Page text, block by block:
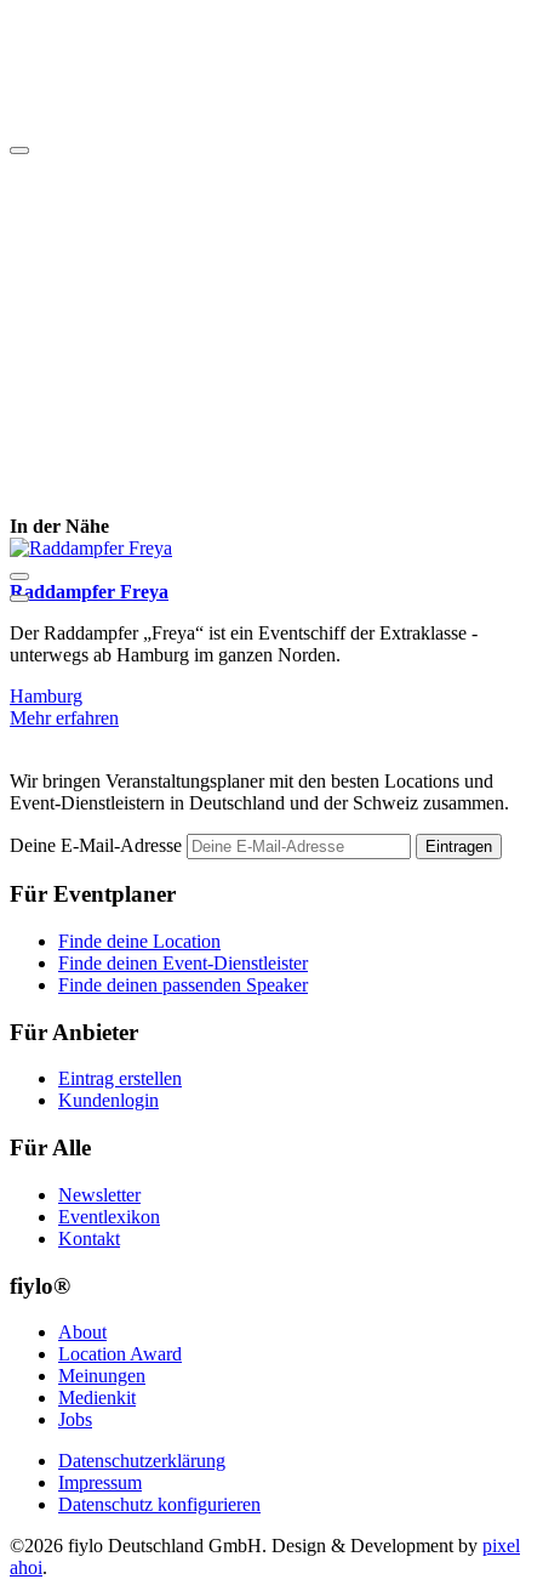
In der Nähe
Raddampfer Freya
Der Raddampfer „Freya“ ist ein Eventschiff der Extraklasse -
unterwegs ab Hamburg im ganzen Norden.
Hamburg
Mehr erfahren
Wir bringen Veranstaltungsplaner mit den besten Locations und
Event-Dienstleistern in Deutschland und der Schweiz zusammen.
Deine E-Mail-Adresse Eintragen
Für Eventplaner
Finde deine Location
Finde deinen Event-Dienstleister
Finde deinen passenden Speaker
Für Anbieter
Eintrag erstellen
Kundenlogin
Für Alle
Newsletter
Eventlexikon
Kontakt
fiylo®
About
Location Award
Meinungen
Medienkit
Jobs
Datenschutzerklärung
Impressum
Datenschutz konfigurieren
©2026 fiylo Deutschland GmbH. Design & Development by pixel
ahoi.